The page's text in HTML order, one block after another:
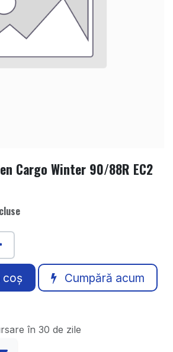
Cargo Winter 90/88R EC2
coș Cumpără acum
în 30 de zile